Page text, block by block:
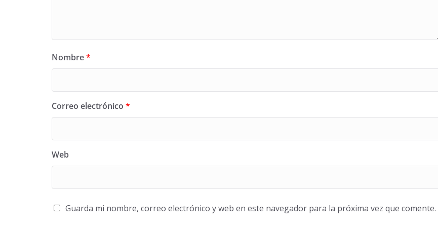
Nombre*
Correo electrónico *
Web
Guarda mi nombre, correo electrónico y web en este navegador para la próxima vez que comente.